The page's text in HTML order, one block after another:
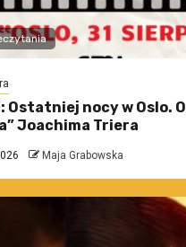
Ostatniej nocy w Oslo. O
Joachima Triera
Maja Grabowska